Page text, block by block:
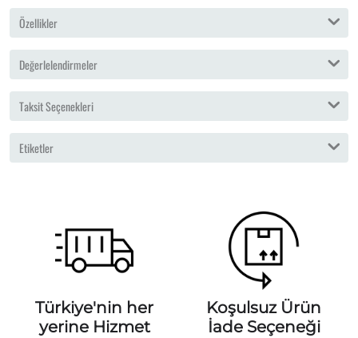
Özellikler
Değerlelendirmeler
Taksit Seçenekleri
Etiketler
Türkiye'nin her
yerine Hizmet
Koşulsuz Ürün
İade Seçeneği